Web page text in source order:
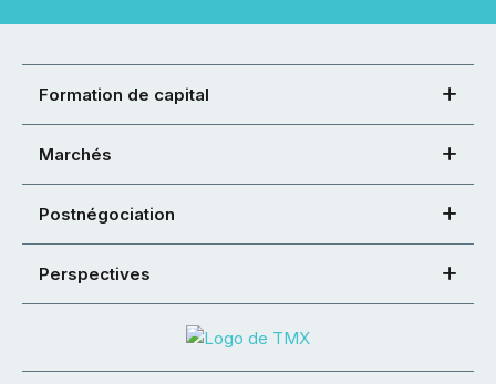
Formation de capital
Marchés
Postnégociation
Perspectives